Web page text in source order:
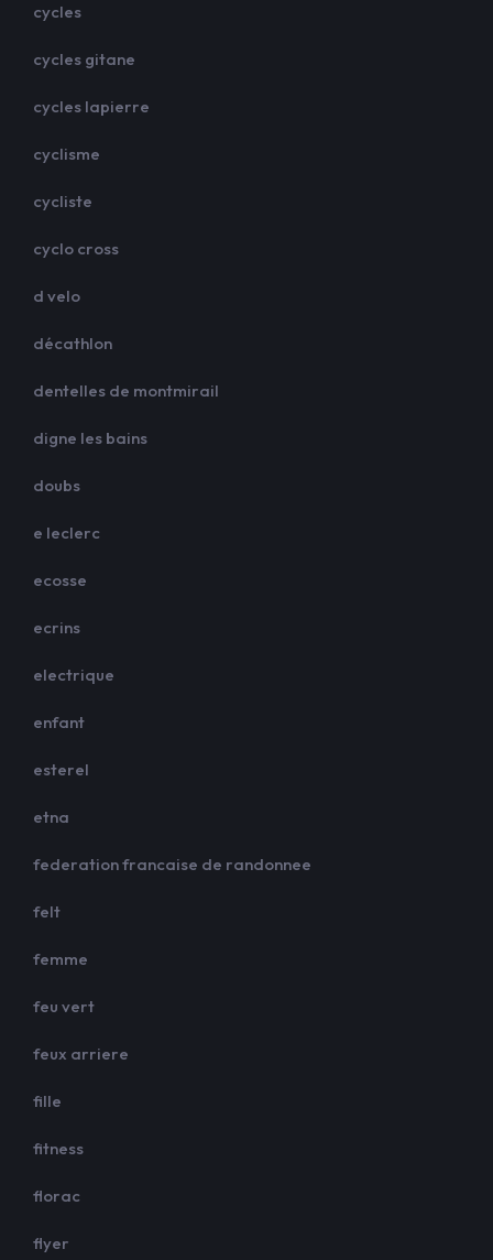
cycles
cycles gitane
cycles lapierre
cyclisme
cycliste
cyclo cross
d velo
décathlon
dentelles de montmirail
digne les bains
doubs
e leclerc
ecosse
ecrins
electrique
enfant
esterel
etna
federation francaise de randonnee
felt
femme
feu vert
feux arriere
fille
fitness
florac
flyer